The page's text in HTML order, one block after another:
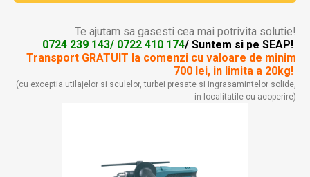
Te ajutam sa gasesti cea mai potrivita solutie!
0724 239 143/ 0722 410 174/ Suntem si pe SEAP!
Transport GRATUIT la comenzi cu valoare de minim
700 lei, in limita a 20kg!
(cu exceptia utilajelor si sculelor, turbei presate si ingrasamintelor solide,
in localitatile cu acoperire)